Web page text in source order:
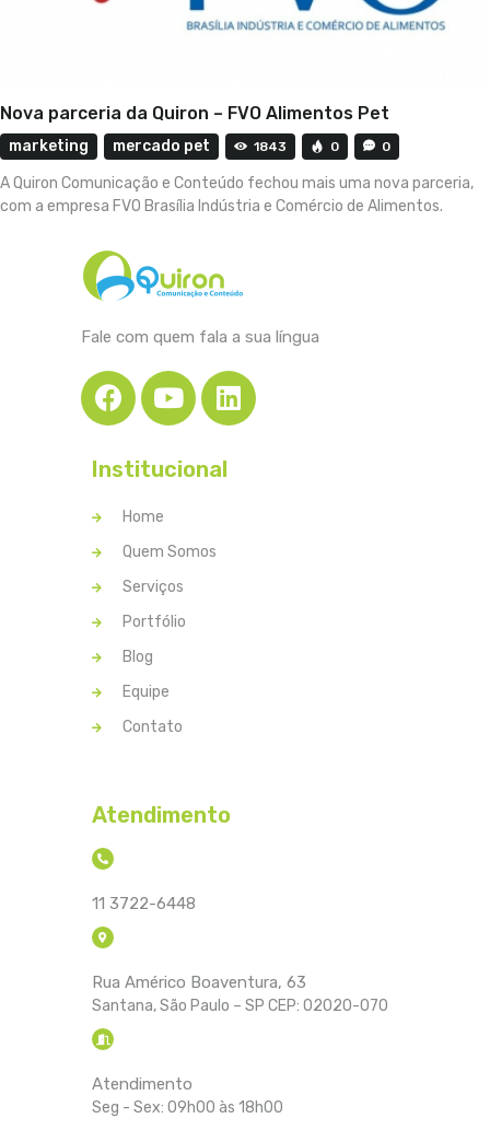
Nova parceria da Quiron – FVO Alimentos Pet
marketing mercado pet 1843 0 0
A Quiron Comunicação e Conteúdo fechou mais uma nova parceria,
com a empresa FVO Brasília Indústria e Comércio de Alimentos.
Fale com quem fala a sua língua
Institucional
Home
Quem Somos
Serviços
Portfólio
Blog
Equipe
Contato
Atendimento
11 3722-6448
Rua Américo Boaventura, 63
Santana, São Paulo – SP CEP: 02020-070
Atendimento
Seg - Sex: 09h00 às 18h00